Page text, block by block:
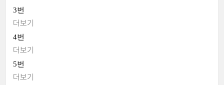
3번
더보기
4번
더보기
5번
더보기